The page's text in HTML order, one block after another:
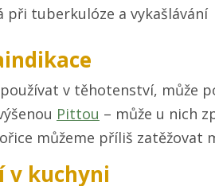
při tuberkulóze a vykašlávání
v těhotenství, může
Pittou – může u nich
můžeme příliš zatěžovat
v kuchyni